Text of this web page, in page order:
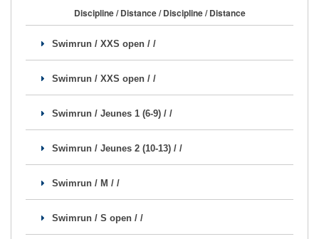
Discipline / Distance / Discipline / Distance
Swimrun / XXS open / /
Swimrun / XXS open / /
Swimrun / Jeunes 1 (6-9) / /
Swimrun / Jeunes 2 (10-13) / /
Swimrun / M / /
Swimrun / S open / /